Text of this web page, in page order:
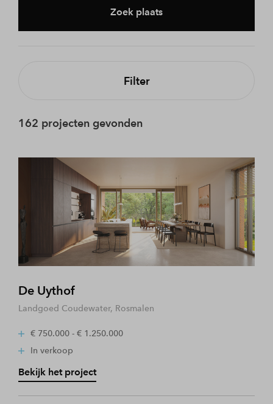
Zoek plaats
Filter
162 projecten gevonden
De Uythof
Landgoed Coudewater, Rosmalen
€ 750.000 - € 1.250.000
In verkoop
Bekijk het project